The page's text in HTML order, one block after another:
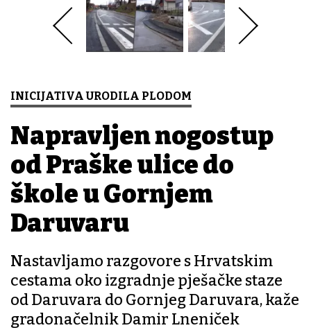
INICIJATIVA URODILA PLODOM
Napravljen nogostup
od Praške ulice do
škole u Gornjem
Daruvaru
Nastavljamo razgovore s Hrvatskim
cestama oko izgradnje pješačke staze
od Daruvara do Gornjeg Daruvara, kaže
gradonačelnik Damir Lneniček